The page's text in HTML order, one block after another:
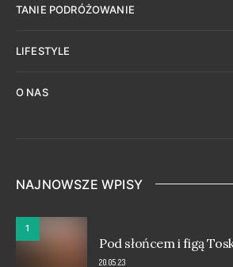
TANIE PODRÓŻOWANIE
LIFESTYLE
O NAS
NAJNOWSZE WPISY
1
Pod słońcem i figą
20.05.23